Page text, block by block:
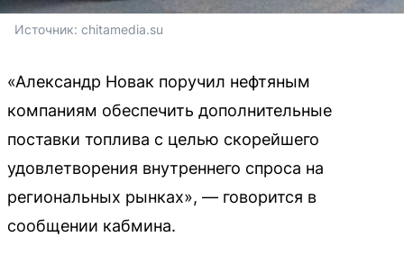
Источник: chitamedia.su
«Александр Новак поручил нефтяным
компаниям обеспечить дополнительные
поставки топлива с целью скорейшего
удовлетворения внутреннего спроса на
региональных рынках», — говорится в
сообщении кабмина.